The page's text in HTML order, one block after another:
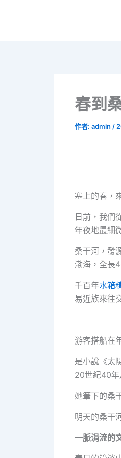
春到
作者: admin /
塞上的春，
日前，我們
年夜地最細
桑干河，發
渤海，全長
千百年水箱
易近族來往
游客搭船在
是小說《太
20世紀40年
她筆下的桑
明天的桑干
一脈涓流的